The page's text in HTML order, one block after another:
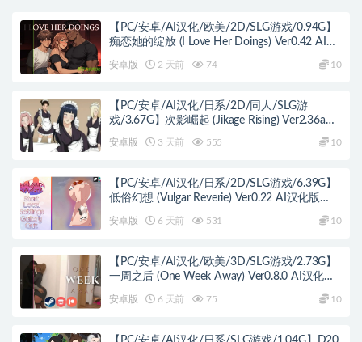
【PC/安卓/AI汉化/欧美/2D/SLG游戏/0.94G】
痴恋她的绽放 (I Love Her Doings) Ver0.42 AI汉
安卓版 2 天前 74 10
【PC/安卓/AI汉化/日系/2D/同人/SLG游
戏/3.67G】次影崛起 (Jikage Rising) Ver2.36a
Act 3 AI汉化版+PC+安卓+日系2D同人SLG游戏
+3.67G
安卓版 3 天前 555 10
【PC/安卓/AI汉化/日系/2D/SLG游戏/6.39G】
低俗幻想 (Vulgar Reverie) Ver0.22 AI汉化版
安卓版 6 天前 531 10
【PC/安卓/AI汉化/欧美/3D/SLG游戏/2.73G】
一周之后 (One Week Away) Ver0.8.0 AI汉化版
安卓版 6 天前 75 10